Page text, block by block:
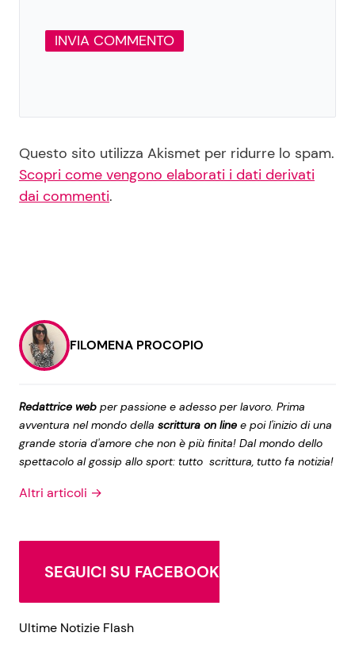
Questo sito utilizza Akismet per ridurre lo spam.
Scopri come vengono elaborati i dati derivati
dai commenti.
FILOMENA PROCOPIO
Redattrice web per passione e adesso per lavoro. Prima
avventura nel mondo della scrittura on line e poi l'inizio di una
grande storia d'amore che non è più finita! Dal mondo dello
spettacolo al gossip allo sport: tutto scrittura, tutto fa notizia!
Altri articoli →
SEGUICI SU FACEBOOK
Ultime Notizie Flash